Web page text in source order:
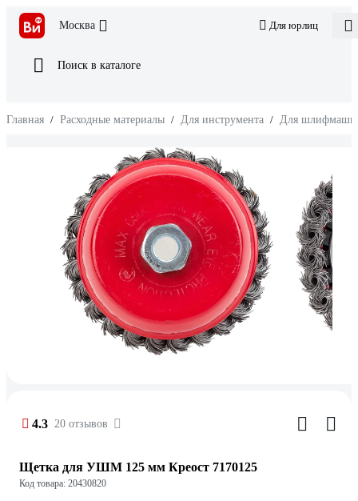
Москва Для юрлиц
Поиск в каталоге
Главная / Расходные материалы / Для инструмента / Для
4.3 20 отзывов
Щетка для УШМ 125 мм Креост 7170125
Код товара: 20430820